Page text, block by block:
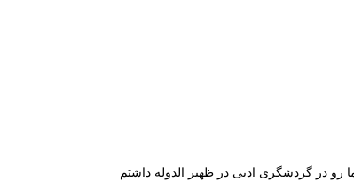
رو در گردشگری ادبی در ظهیر الدوله داشتم